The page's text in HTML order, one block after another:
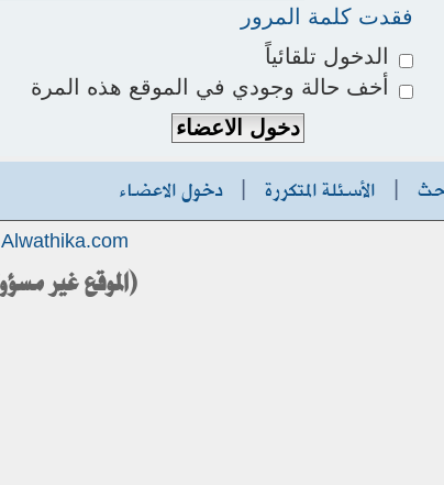
فقدت كلمة المرور
الدخول تلقائياً
أخف حالة وجودي في الموقع هذه المرة
| الأسئلة المتكررة | دخول الاعضاء
Alwathika.com
(الموقع غير مسؤول عن المشاركات و التعليقات المنشورة)